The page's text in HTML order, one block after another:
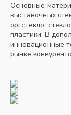
Основные
выставочных
оргстекло,
пластики. В
инновационные
рынке